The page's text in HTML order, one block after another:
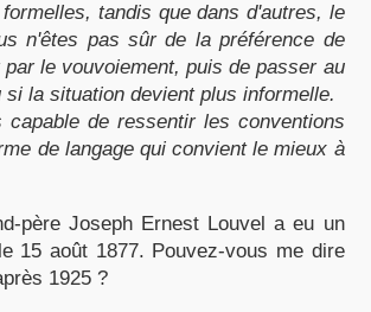
tandis que dans d'autres, le
n'êtes pas sûr de la préférence de
le vouvoiement, puis de passer au
la situation devient plus informelle.
de ressentir les conventions
de langage qui convient le mieux à
père Joseph Ernest Louvel a eu un
15 août 1877. Pouvez-vous me dire
1925 ?